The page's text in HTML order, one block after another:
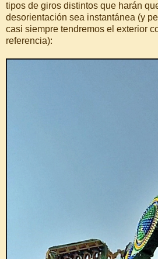
tipos de giros distintos que harán
desorientación sea instantánea (y
casi siempre tendremos el exterior
referencia):